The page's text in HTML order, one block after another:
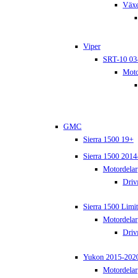
Viper
SRT-10
GMC
Sierra 1500 19+
Sierra 1500
Motordelar
Sierra 1500
Motordelar
Yukon 2015-
Motordelar